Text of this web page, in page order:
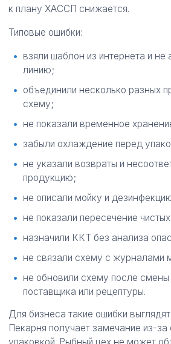
к плану ХАССП снижается.
Типовые ошибки:
взяли шаблон из интернета и не
линию;
объединили несколько разных
схему;
не показали временное
забыли охлаждение перед
не указали возвраты и
продукцию;
не описали мойку и
не показали пересечение
назначили ККТ без анализа
не связали схему с журналами
не обновили схему после
поставщика или рецептуры.
Для бизнеса такие ошибки
Пекарня получает замечание из-